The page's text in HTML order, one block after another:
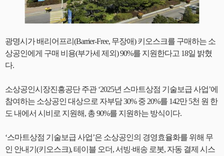
광명시가 배리어프리(Barrier-Free, 무장애) 키오스크를 구매하는 소
상공인에게 구매 비용(부가세 제외) 90%를 지원한다고 18일 밝혔
다.
소상공인시장진흥공단 주관 ‘2025년 스마트상점 기술보급 사업’에
참여하는 소상공인 대상으로 자부담 30% 중 20%를 142만 5천 원 한
도 내에서 시비로 지원해, 총 90%를 지원하는 방식이다.
‘스마트상점 기술보급 사업’은 소상공인의 경영효율화를 위해 무
인 안내기(키오스크), 테이블 오더, 서빙·배송 로봇, 자동 결제 시스